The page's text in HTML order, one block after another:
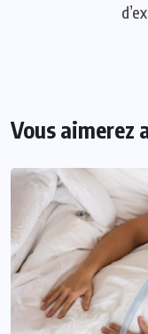
Vous aimerez